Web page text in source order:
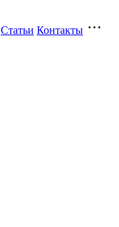
Статьи Контакты